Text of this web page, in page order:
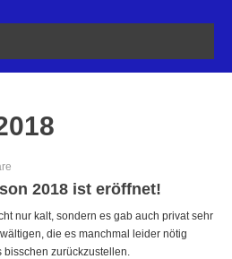
2018 ist eröffnet!
nur kalt, sondern es gab auch privat sehr
die es manchmal leider nötig
zurückzustellen.